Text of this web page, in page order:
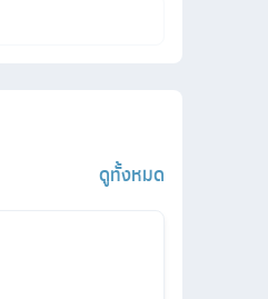
ดูทั้งหมด